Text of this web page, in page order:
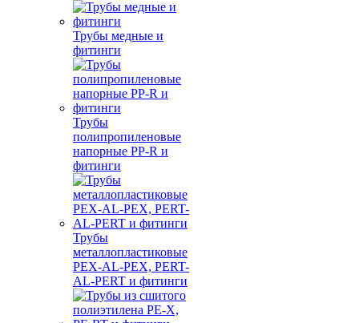
Трубы медные и
фитинги
Трубы
полипропиленовые
напорные PP-R и
фитинги
Трубы
металлопластиковые
PEX-AL-PEX, PERT-
AL-PERT и фитинги